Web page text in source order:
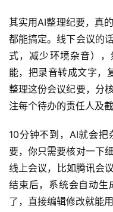
其实用AI整理纪要，真
都能搞定。线下会议的
式，减少环境杂音）
能，把录音转成文字，
整理这份会议纪要，分
注每个待办的责任人及
10分钟不到，AI就会
要，你只需要核对一下
线上会议，比如腾讯会
结束后，系统会自动生
了，直接编辑修改就能用